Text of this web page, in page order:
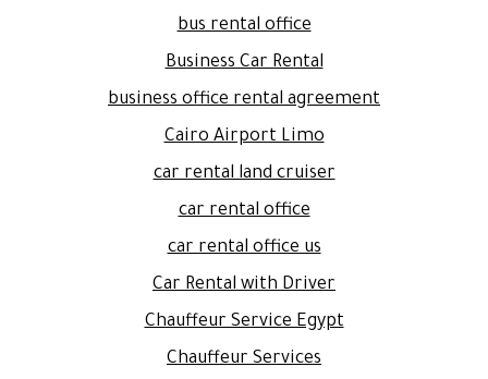
bus rental office
Business Car Rental
business office rental agreement
Cairo Airport Limo
car rental land cruiser
car rental office
car rental office us
Car Rental with Driver
Chauffeur Service Egypt
Chauffeur Services